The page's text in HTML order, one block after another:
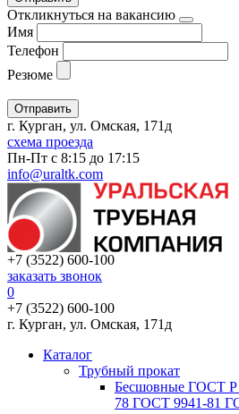
Откликнуться на вакансию
Имя
Телефон
Резюме
г. Курган, ул. Омская, 171д
схема проезда
Пн-Пт с 8:15 до 17:15
info@uraltk.com
+7 (3522) 600-100
заказать звонок
0
+7 (3522) 600-100
г. Курган, ул. Омская, 171д
Каталог
Трубный прокат
Беcшовные ГОСТ Р
78 ГОСТ 9941-81